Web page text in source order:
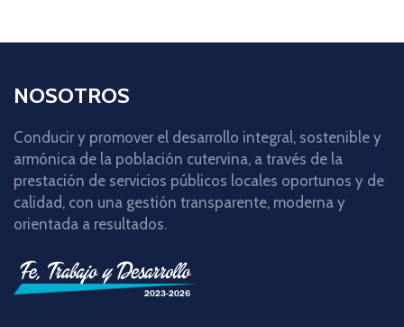
NOSOTROS
Conducir y promover el desarrollo integral, sostenible y
armónica de la población cutervina, a través de la
prestación de servicios públicos locales oportunos y de
calidad, con una gestión transparente, moderna y
orientada a resultados.